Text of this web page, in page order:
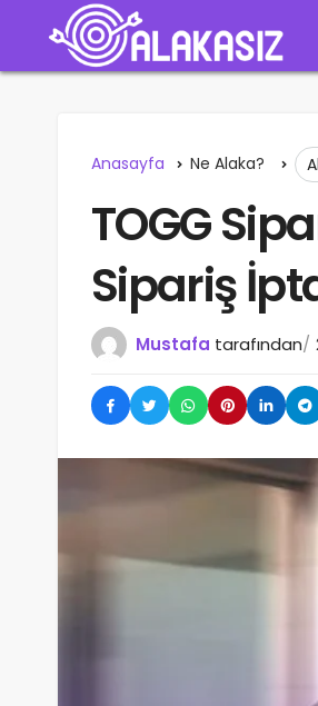
Anasayfa Ne Alaka?
TOGG
Sipariş
Mustafa tarafından